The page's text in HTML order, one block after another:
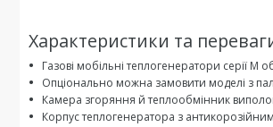
Характеристики та
Газові мобільні теплогенератори серії
Опціонально можна замовити моделі з
Камера згоряння й теплообмінник
Корпус теплогенератора з